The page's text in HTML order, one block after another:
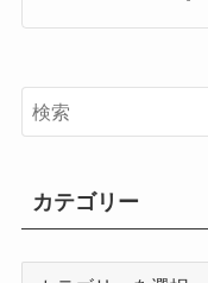
カテゴリー